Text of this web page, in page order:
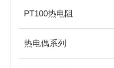
PT100热电阻
热电偶系列